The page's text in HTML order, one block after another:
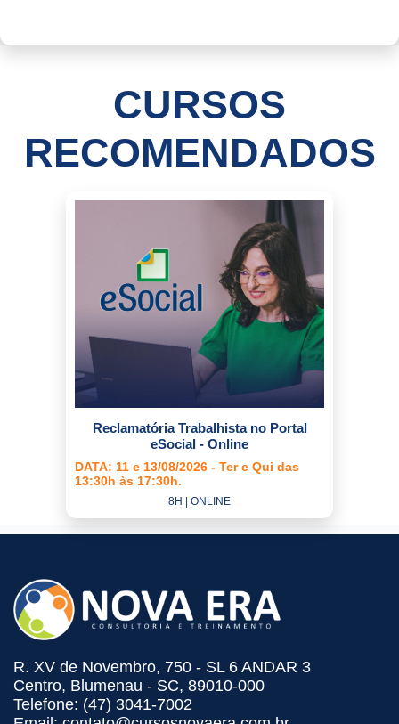
CURSOS
RECOMENDADOS
Reclamatória Trabalhista no Portal
eSocial - Online
DATA: 11 e 13/08/2026 - Ter e Qui das
13:30h às 17:30h.
8H | ONLINE
R. XV de Novembro, 750 - SL 6 ANDAR 3
Centro, Blumenau - SC, 89010-000
Telefone: (47) 3041-7002